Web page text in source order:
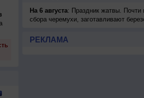
На 6 августа: Праздник жатвы. Почти
сбора черемухи, заготавливают
РЕКЛАМА